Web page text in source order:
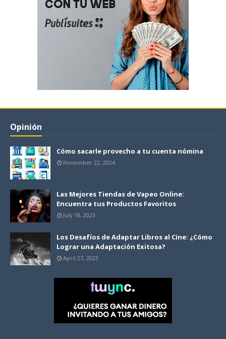
Opinión
Cómo sacarle provecho a tu cuenta nómina
November 22, 2024
Las Mejores Tiendas de Vapeo Online:
Encuentra tus Productos Favoritos
July 18, 2023
Los Desafíos de Adaptar Libros al Cine: ¿Cómo
Lograr una Adaptación Exitosa?
April 27, 2023